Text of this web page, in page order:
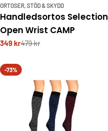
ORTOSER, STÖD & SKYDD
Handledsortos Selection
Open Wrist CAMP
349 kr479 kr
-73%